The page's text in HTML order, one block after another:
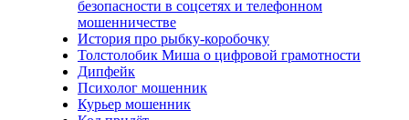
безопасности в соцсетях и телефонном
мошенничестве
История про рыбку-коробочку
Толстолобик Миша о цифровой грамотности
Дипфейк
Психолог мошенник
Курьер мошенник